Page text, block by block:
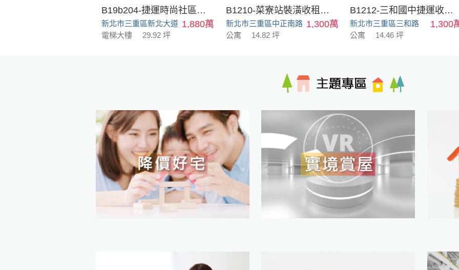
B19b204-捷運時尚社區美廈
新北市三重區新北大道 1,880萬
電梯大樓 29.92 坪
B1210-菜寮站裝潢收租金雞母
新北市三重區中正南路 1,300萬
公寓 14.82 坪
B1212-三和國中捷運收租屋
新北市三重區三和路 1,300
公寓 14.46 坪